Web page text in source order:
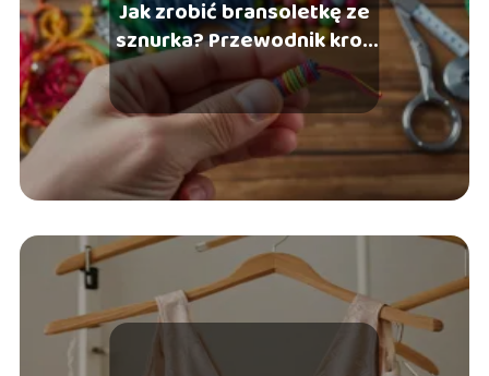
Jak zrobić bransoletkę ze
sznurka? Przewodnik krok
po kroku